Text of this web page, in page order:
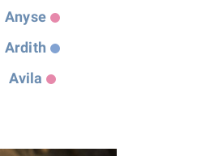
Anyse
Ardith
Avila